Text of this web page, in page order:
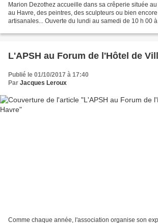
Marion Dezothez accueille dans sa crêperie située
au Havre, des peintres, des sculpteurs ou bien
artisanales... Ouverte du lundi au samedi de 10 h 00
L'APSH au Forum de l'Hôtel de
Publié le 01/10/2017 à 17:40
Par Jacques Leroux
Comme chaque année, l'association organise son